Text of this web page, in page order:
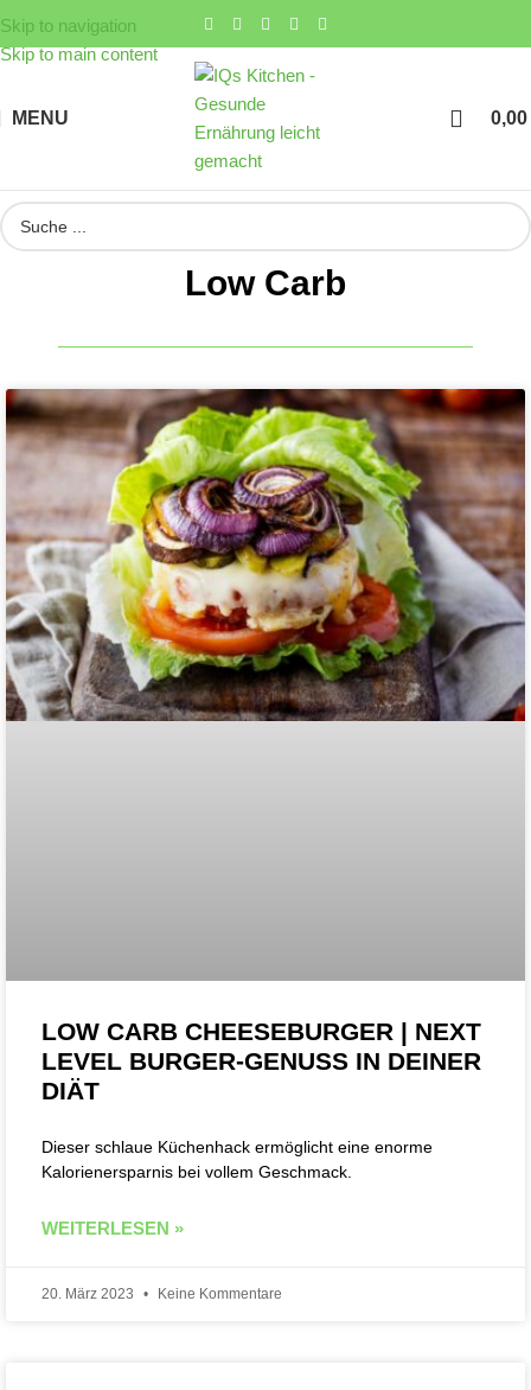
Skip to navigation
Skip to main content
MENU 0,00
Low Carb
LOW CARB CHEESEBURGER | NEXT
LEVEL BURGER-GENUSS IN DEINER
DIÄT
Dieser schlaue Küchenhack ermöglicht eine enorme
Kalorienersparnis bei vollem Geschmack.
WEITERLESEN »
20. März 2023 Keine Kommentare